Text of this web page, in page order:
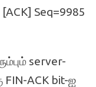
Seq=9985
server-
ACK bit-ஐ